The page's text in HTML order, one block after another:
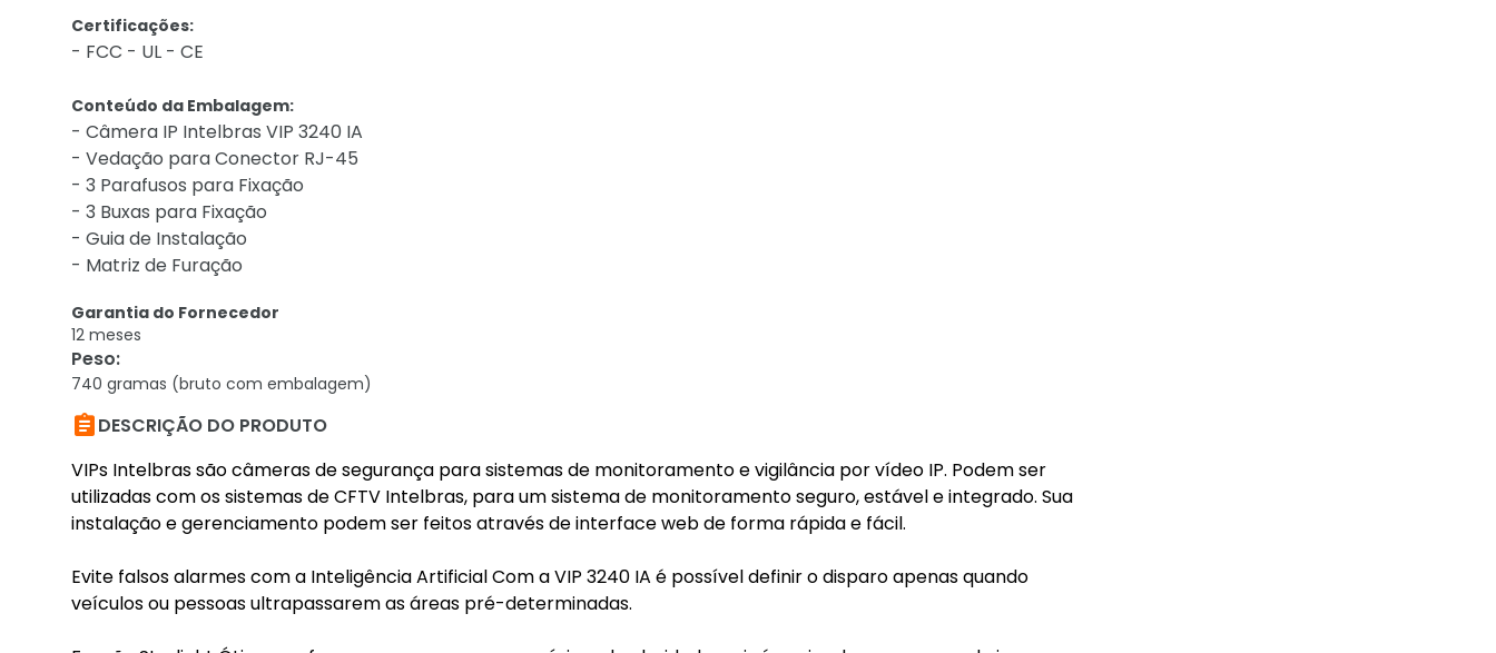
Certificações:
- FCC - UL - CE
Conteúdo da Embalagem:
- Câmera IP Intelbras VIP 3240 IA
- Vedação para Conector RJ-45
- 3 Parafusos para Fixação
- 3 Buxas para Fixação
- Guia de Instalação
- Matriz de Furação
Garantia do Fornecedor
12 meses
Peso:
740 gramas (bruto com embalagem)
DESCRIÇÃO DO PRODUTO
VIPs Intelbras são câmeras de segurança para sistemas de monitoramento e vigilância por vídeo IP. Podem ser
utilizadas com os sistemas de CFTV Intelbras, para um sistema de monitoramento seguro, estável e integrado. Sua
instalação e gerenciamento podem ser feitos através de interface web de forma rápida e fácil.
Evite falsos alarmes com a Inteligência Artificial Com a VIP 3240 IA é possível definir o disparo apenas quando
veículos ou pessoas ultrapassarem as áreas pré-determinadas.